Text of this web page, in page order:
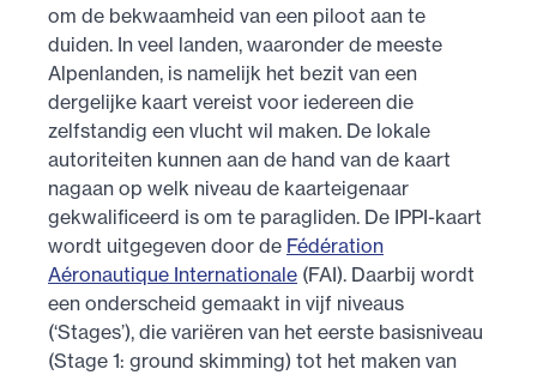
om de bekwaamheid van een piloot aan te
duiden. In veel landen, waaronder de meeste
Alpenlanden, is namelijk het bezit van een
dergelijke kaart vereist voor iedereen die
zelfstandig een vlucht wil maken. De lokale
autoriteiten kunnen aan de hand van de kaart
nagaan op welk niveau de kaarteigenaar
gekwalificeerd is om te paragliden. De IPPI-kaart
wordt uitgegeven door de Fédération
Aéronautique Internationale (FAI). Daarbij wordt
een onderscheid gemaakt in vijf niveaus
(‘Stages’), die variëren van het eerste basisniveau
(Stage 1: ground skimming) tot het maken van